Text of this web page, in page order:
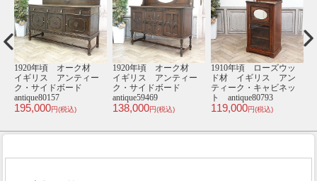
1910年頃 ローズウッ
ド材 イギリス アン
ティーク・キャビネッ
ト antique80793
119,000円(税込)
1920年頃 オーク材
イギリス アンティー
ク・サイドボード
antique80533
110,000円(税込)
1920年頃 オーク材
イギリス アンティー
ク・ブックケース
antique81092
155,000円(税込)